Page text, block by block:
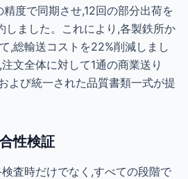
度で同期させ,12回の部分出荷を
しました。これにより,各製鉄所か
,総輸送コストを22%削減しまし
文全体に対して1通の商業送り
よび統一された品質書類一式が提
性検証
査時だけでなく,すべての段階で